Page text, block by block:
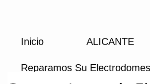
Inicio ALICANTE
Reparamos Su